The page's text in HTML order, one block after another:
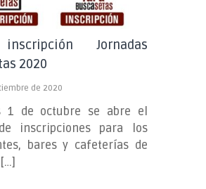
Jornadas
2020
de 2020
1 de octubre se abre el
inscripciones para los
bares y cafeterías de